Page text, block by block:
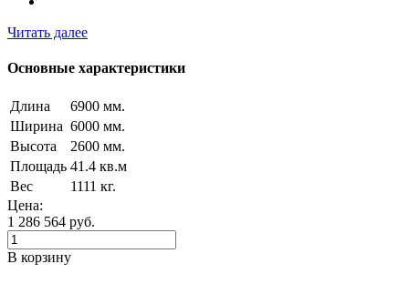
Читать далее
Основные характеристики
Длина
6900 мм.
Ширина 6000 мм.
Высота
2600 мм.
Площадь 41.4 кв.м
Вес
1111 кг.
Цена:
1 286 564 руб.
В корзину